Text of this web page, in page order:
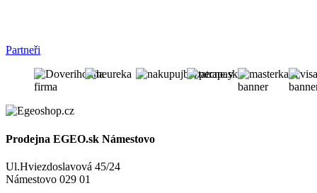
Partneři
Prodejna EGEO.sk Námestovo
Ul.Hviezdoslavová 45/24
Námestovo 029 01